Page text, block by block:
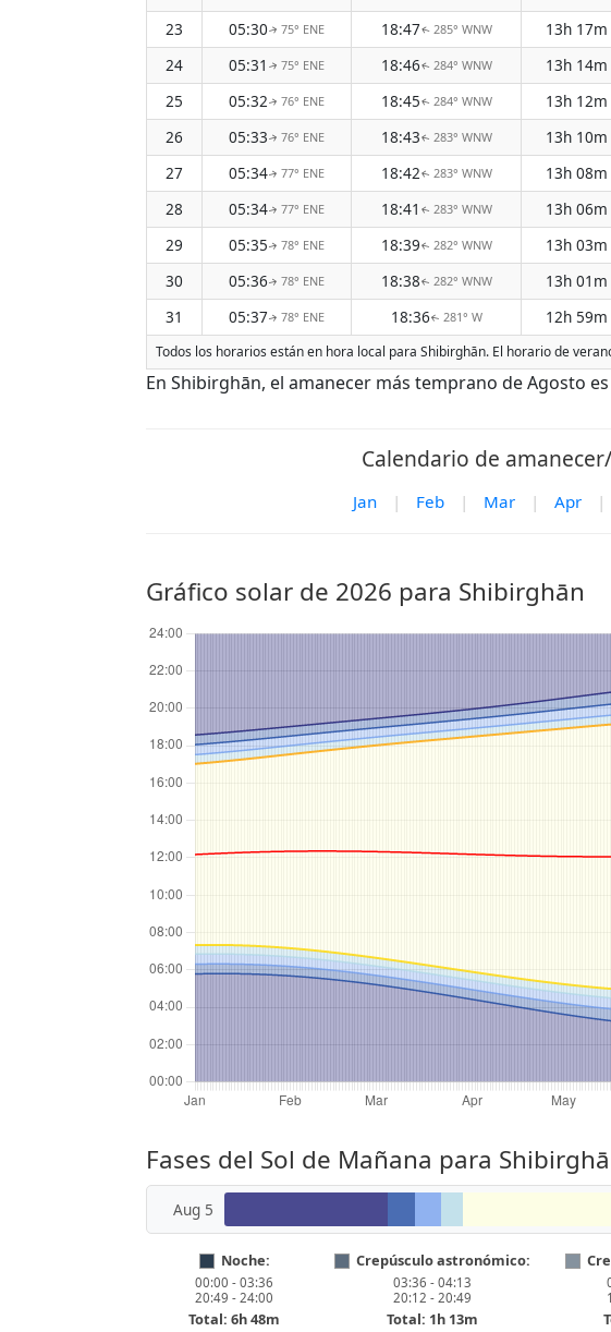
23
05:30↑ 75° ENE 18:47↑ 285° WNW 13h 17m
24
05:31 ↑ 75° ENE 18:46↑ 284° WNW 13h 14m
25
05:32↑ 76° ENE 18:45↑ 284° WNW 13h 12m
26
05:33↑ 76° ENE 18:43↑ 283° WNW 13h 10m
27
05:34↑ 77° ENE 18:42↑ 283° WNW 13h 08m
28
05:34↑ 77° ENE 18:41 ↑ 283° WNW 13h 06m
29
05:35↑ 78° ENE 18:39↑ 282° WNW 13h 03m
30
05:36↑ 78° ENE 18:38↑ 282° WNW 13h 01m
31
05:37↑ 78° ENE 18:36↑ 281° W 12h 59m
Todos los horarios están en hora local para Shibirghān. El horario de
En Shibirghān, el amanecer más temprano de Agosto
Calendario de
Jan | Feb | Mar | Apr |
Gráfico solar de 2026 para Shibirghān
Fases del Sol de Mañana para
Aug 5
Noche:
00:00 - 03:36
20:49 - 24:00
Total: 6h 48m
Crepúsculo astronómico:
03:36 - 04:13
20:12 - 20:49
Total: 1h 13m